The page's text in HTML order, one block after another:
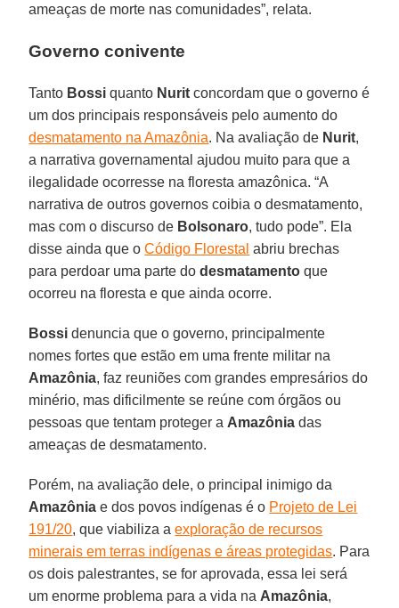
ameaças de morte nas comunidades”, relata.
Governo conivente
Tanto Bossiquanto Nurit concordam que o governo é
um dos principais responsáveis pelo aumento do
desmatamento na Amazônia. Na avaliação de Nurit,
a narrativa governamental ajudou muito para que a
ilegalidade ocorresse na floresta amazônica. “A
narrativa de outros governos coibia o desmatamento,
mas com o discurso de Bolsonaro, tudo pode”. Ela
disse ainda que oCódigo Florestal abriu brechas
para perdoar uma parte dodesmatamento que
ocorreu na floresta e que ainda ocorre.
Bossi denuncia que o governo, principalmente
nomes fortes que estão em uma frente militar na
Amazônia, faz reuniões com grandes empresários do
minério, mas dificilmente se reúne com órgãos ou
pessoas que tentam proteger a Amazônia das
ameaças de desmatamento.
Porém, na avaliação dele, o principal inimigo da
Amazônia e dos povos indígenas é o Projeto de Lei
191/20, que viabiliza aexploração de recursos
minerais em terras indígenas e áreas protegidas. Para
os dois palestrantes, se for aprovada, essa lei será
um enorme problema para a vida na Amazônia,